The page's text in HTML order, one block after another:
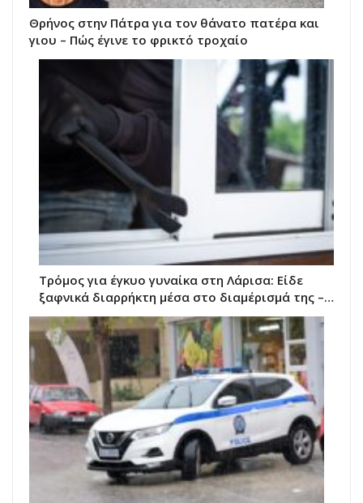
Θρήνος στην Πάτρα για τον θάνατο πατέρα και
γιου – Πώς έγινε το φρικτό τροχαίο
Τρόμος για έγκυο γυναίκα στη Λάρισα: Είδε
ξαφνικά διαρρήκτη μέσα στο διαμέρισμά της –…